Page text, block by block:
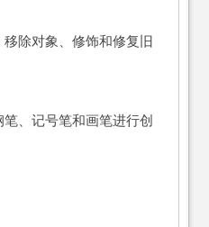
除对象、修饰和修复旧
、记号笔和画笔进行创